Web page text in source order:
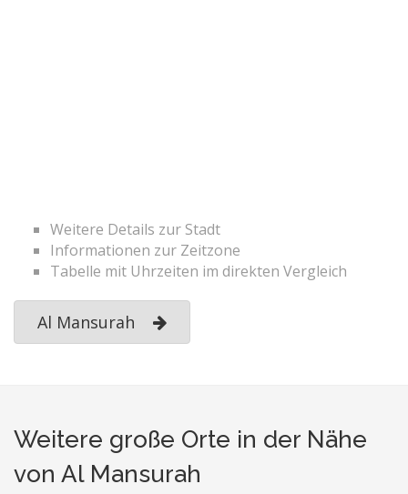
Weitere Details zur Stadt
Informationen zur Zeitzone
Tabelle mit Uhrzeiten im direkten Vergleich
Al Mansurah
Weitere große Orte in der Nähe
von Al Mansurah